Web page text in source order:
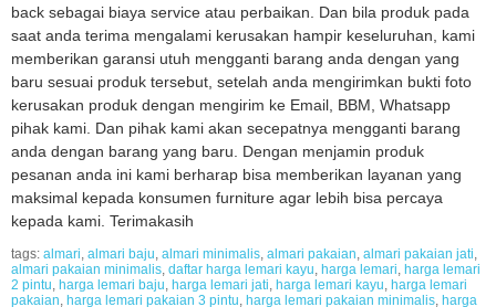
back sebagai biaya service atau perbaikan. Dan bila produk pada
saat anda terima mengalami kerusakan hampir keseluruhan, kami
memberikan garansi utuh mengganti barang anda dengan yang
baru sesuai produk tersebut, setelah anda mengirimkan bukti foto
kerusakan produk dengan mengirim ke Email, BBM, Whatsapp
pihak kami. Dan pihak kami akan secepatnya mengganti barang
anda dengan barang yang baru. Dengan menjamin produk
pesanan anda ini kami berharap bisa memberikan layanan yang
maksimal kepada konsumen furniture agar lebih bisa percaya
kepada kami. Terimakasih
tags: almari, almari baju, almari minimalis, almari pakaian, almari pakaian jati,
almari pakaian minimalis, daftar harga lemari kayu, harga lemari, harga lemari
2 pintu, harga lemari baju, harga lemari jati, harga lemari kayu, harga lemari
pakaian, harga lemari pakaian 3 pintu, harga lemari pakaian minimalis, harga